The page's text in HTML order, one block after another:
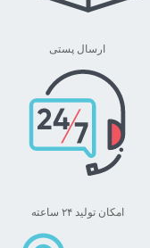
ارسال پستی
امکان تولید ۲۴ ساعته